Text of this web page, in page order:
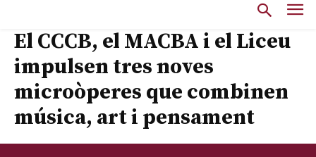
El CCCB, el MACBA i el Liceu
impulsen tres noves
microòperes que combinen
música, art i pensament